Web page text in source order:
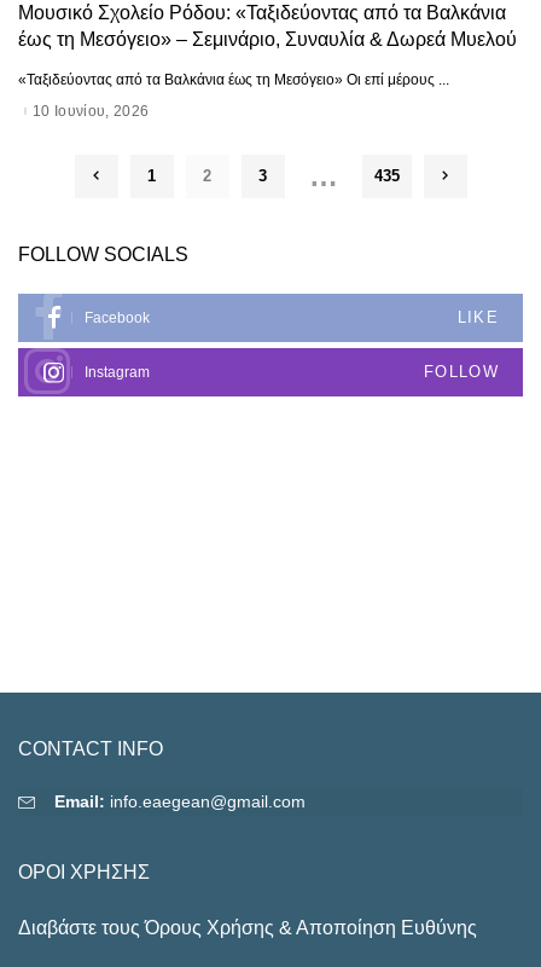
Μουσικό Σχολείο Ρόδου: «Ταξιδεύοντας από τα Βαλκάνια
έως τη Μεσόγειο» – Σεμινάριο, Συναυλία & Δωρεά Μυελού
«Ταξιδεύοντας από τα Βαλκάνια έως τη Μεσόγειο» Οι επί μέρους ...
10 Ιουνίου, 2026
1 2 3 … 435
FOLLOW SOCIALS
Facebook LIKE
Instagram FOLLOW
CONTACT INFO
Email: info.eaegean@gmail.com
ΟΡΟΙ ΧΡΗΣΗΣ
Διαβάστε τους Όρους Χρήσης & Αποποίηση Ευθύνης